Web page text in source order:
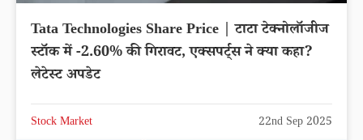
Tata Technologies Share Price | टाटा टेक्नोलॉजीज
स्टॉक में -2.60% की गिरावट, एक्सपर्ट्स ने क्या कहा?
लेटेस्ट अपडेट
Stock Market 22nd Sep 2025